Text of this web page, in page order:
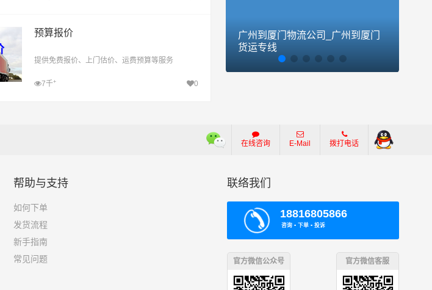
预算报价
提供免费报价、上门估价、运费预算等服务
7千+ 0
广州到厦门物流公司_广州到厦门
货运专线
在线咨询 E-Mail 拨打电话
帮助与支持
如何下单
发货流程
新手指南
常见问题
联络我们
18816805866
咨询 ▪ 下单 ▪ 投诉
官方微信公众号 官方微信客服